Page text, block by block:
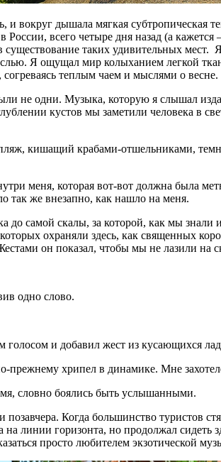
вокруг дышала мягкая субтропическая
всего четыре дня назад (а
таких удивительных
Я ощущал мир колыханием легкой
теплым чаем и мыслями о весне.
не одни. Музыка, которую я слышал
кустов мы заметили человека в
кишащий крабами-отшельниками,
меня, которая вот-вот должна была
так же внезапно, как нашло на меня.
самой скалы, за которой, как мы знали
охраняли здесь, как священных
он показал, чтобы мы не лазили на
одно слово.
и добавил жест из кусающихся
прежнему хрипел в динамике. Мне
словно боялись быть услышанными.
позавчера. Когда большинство туристов
линии горизонта, но продолжал
просто любителем экзотической